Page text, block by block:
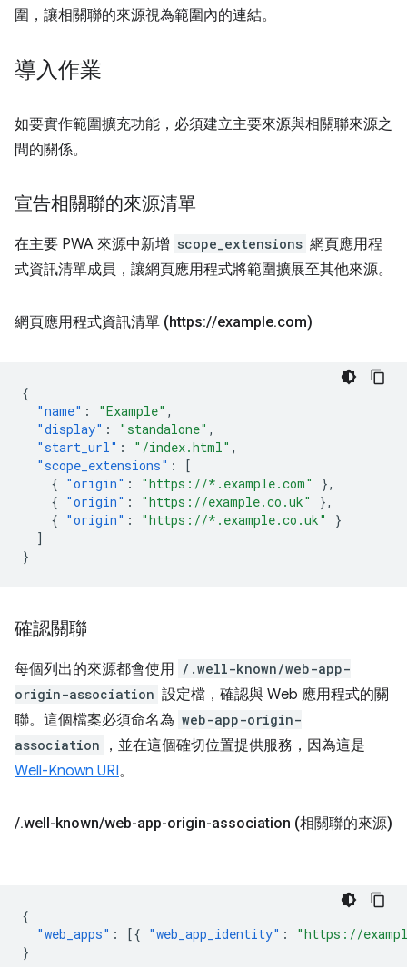
圍，讓相關聯的來源視為範圍內的連結。
導入作業
如要實作範圍擴充功能，必須建立主要來源與相關聯來源之
間的關係。
宣告相關聯的來源清單
在主要 PWA 來源中新增 scope_extensions 網頁應用程
式資訊清單成員，讓網頁應用程式將範圍擴展至其他來源。
網頁應用程式資訊清單 (https://example.com)
{
"name" : "Example" ,
"display" : "standalone" ,
"start_url" : "/index.html" ,
"scope_extensions" :
[
{ "origin" : "https://*.example.com"
},
{ "origin" : "https://example.co.uk"
},
{ "origin" : "https://*.example.co.uk"
}
]
}
確認關聯
每個列出的來源都會使用 /.well-known/web-app-
origin-association 設定檔，確認與 Web 應用程式的關
聯。這個檔案必須命名為 web-app-origin-
association
，並在這個確切位置提供服務，因為這是
Well-Known URI。
/.well-known/web-app-origin-association (相關聯的來源)
{
"web_apps" : [{ "web_app_identity" :
"https://
}